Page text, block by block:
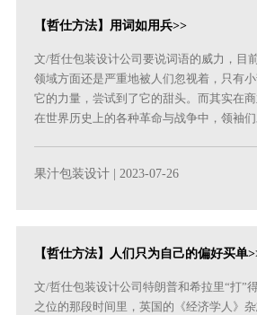
【哲仕方法】用词如用兵>>
文/哲仕包装设计公司要说词语的威力，目
领域方面还是严重地被人们忽视着，只有
它的力量，尝试到了它的甜头。而其实在
在世界历史上的各种革命与战争中，领袖
果汁包装设计 | 2023-07-26
【哲仕方法】人们只为自己的偏好买单
文/哲仕包装设计公司特朗普和希拉里“打”
之位的那段时间里，英国的《经济学人》